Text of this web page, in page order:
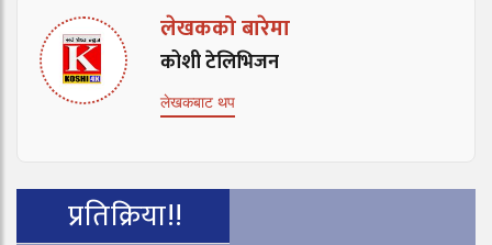
लेखकको बारेमा
कोशी टेलिभिजन
लेखकबाट थप
प्रतिक्रिया!!